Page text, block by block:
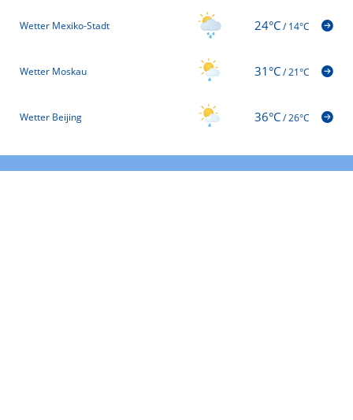
Wetter Mexiko-Stadt 24°C/14°C
Wetter Moskau 31°C/21°C
Wetter Beijing 36°C/26°C